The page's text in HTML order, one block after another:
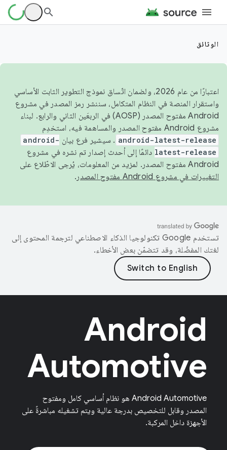
الوثائق
اعتبارًا من عام 2026، ولضمان اتّساق نموذج التطوير الثابت الأساسي
واستقرار المنصة في النظام المتكامل، سننشر رمز المصدر في مشروع
Android مفتوح المصدر (AOSP) في الربعَين الثاني والرابع. لبناء
مشروع Android مفتوح المصدر والمساهمة فيه، استخدِم
android-latest-release . سيشير فرع بيان android-
latest-release دائمًا إلى أحدث إصدار تم نشره في مشروع
Android مفتوح المصدر. لمزيد من المعلومات، يُرجى الاطّلاع على
التغييرات في مشروع Android مفتوح المصدر
.
تستخدم Google تكنولوجيا الذكاء الاصطناعي لترجمة المحتوى إلى
لغتك المفضّلة، وقد تتضمّن بعض الأخطاء.
Android
Automotive
‫Android Automotive هو نظام أساسي كامل ومفتوح
المصدر وقابل للتخصيص بدرجة عالية ويتم تشغيله مباشرةً على
الأجهزة داخل المركبة.